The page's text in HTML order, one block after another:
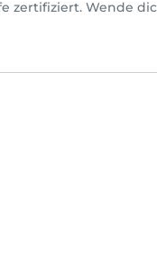
zertifiziert. Wende